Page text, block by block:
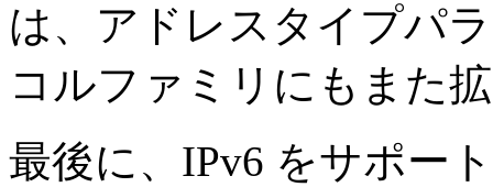
は、アドレスタイプパ
コルファミリにもまた
最後に、IPv6 をサポー